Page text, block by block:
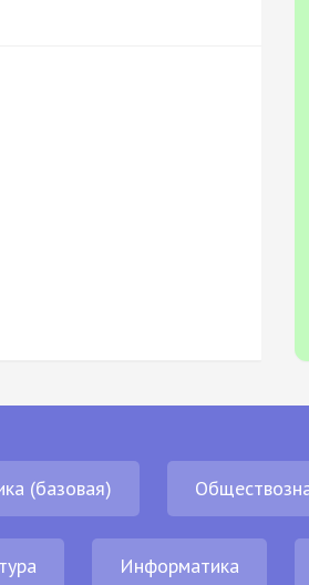
(базовая)
Информатика